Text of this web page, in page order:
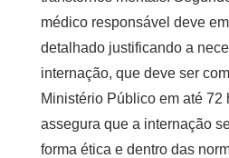
médico responsável deve
detalhado justificando a
internação, que deve ser
Ministério Público em até 72
assegura que a internação
forma ética e dentro das